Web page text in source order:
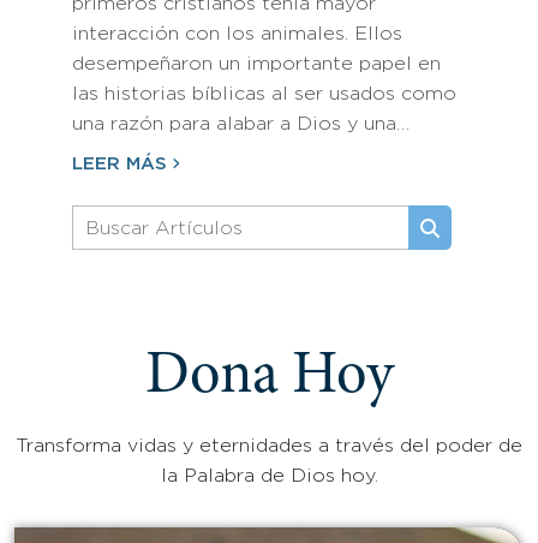
primeros cristianos tenía mayor
interacción con los animales. Ellos
desempeñaron un importante papel en
las historias bíblicas al ser usados como
una razón para alabar a Dios y una…
LEER MÁS
Dona Hoy
Transforma vidas y eternidades a través del poder de
la Palabra de Dios hoy.